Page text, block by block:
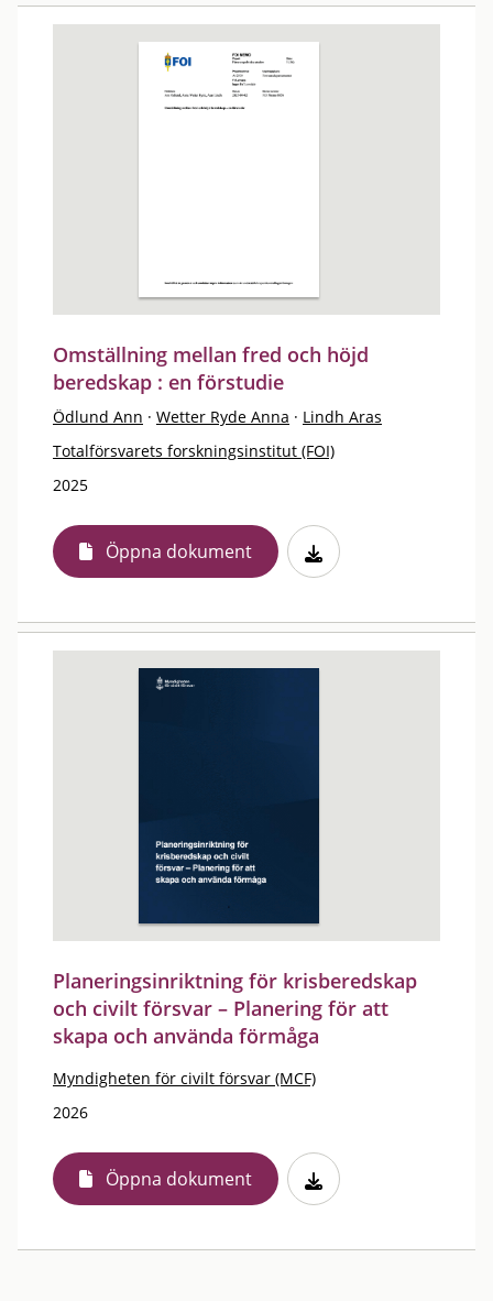
Omställning mellan fred och höjd
beredskap : en förstudie
Ödlund Ann · Wetter Ryde Anna · Lindh Aras
Totalförsvarets forskningsinstitut (FOI)
2025
Öppna dokument
Planeringsinriktning för krisberedskap
och civilt försvar – Planering för att
skapa och använda förmåga
Myndigheten för civilt försvar (MCF)
2026
Öppna dokument